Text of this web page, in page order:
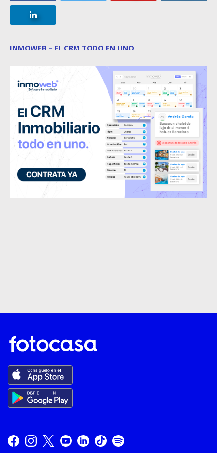
INMOWEB – EL CRM TODO EN UNO